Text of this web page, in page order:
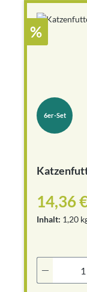
%
6er-Set
14,36
Inhalt: 1,20